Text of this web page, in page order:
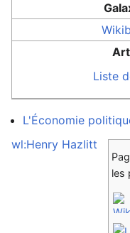
Liste
L'Économie
les
wl:Henry Hazlitt